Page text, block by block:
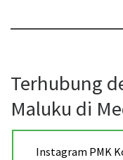
Terhubung
Maluku di
Instagram PMK